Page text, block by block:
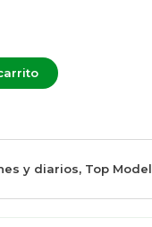
y diarios, Top Model